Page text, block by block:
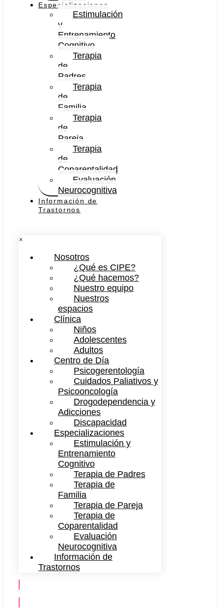
Especializaciones
Estimulación
y
Entrenamiento
Cognitivo
Terapia
de
Padres
Terapia
de
Familia
Terapia
de
Pareja
Terapia
de
Coparentalidad
Evaluación
Neurocognitiva
Información de
Trastornos
×
Nosotros
¿Qué es CIPE?
¿Qué hacemos?
Nuestro equipo
Nuestros
espacios
Clínica
Niños
Adolescentes
Adultos
Centro de Día
Psicogerentología
Cuidados Paliativos y
Psicooncología
Drogodependencia y
Adicciones
Discapacidad
Especializaciones
Estimulación y
Entrenamiento
Cognitivo
Terapia de Padres
Terapia de
Familia
Terapia de Pareja
Terapia de
Coparentalidad
Evaluación
Neurocognitiva
Información de
Trastornos